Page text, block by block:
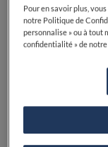
Évitez de
absorber
très sales,
un filet
essuyer
pour
Pour en savoir plus,
notre Politique de
personnalise » ou à tout
confidentialité » de